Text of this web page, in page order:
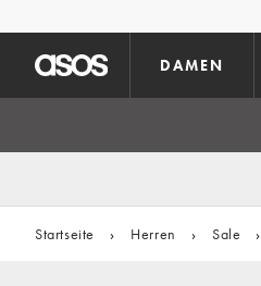
DAMEN
Startseite › Herren › Sale ›